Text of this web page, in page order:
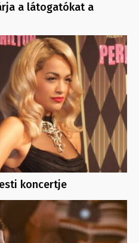
a látogatókat a
koncertje